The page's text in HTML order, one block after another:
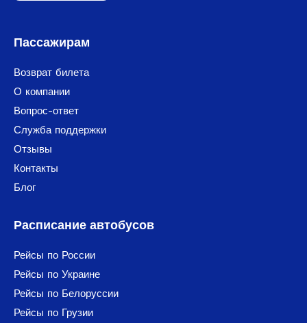
Пассажирам
Возврат билета
О компании
Вопрос-ответ
Служба поддержки
Отзывы
Контакты
Блог
Расписание автобусов
Рейсы по России
Рейсы по Украине
Рейсы по Белоруссии
Рейсы по Грузии